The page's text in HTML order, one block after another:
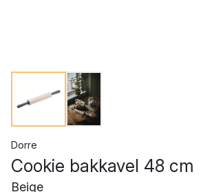
Dorre
Cookie bakkavel 48 cm
Beige